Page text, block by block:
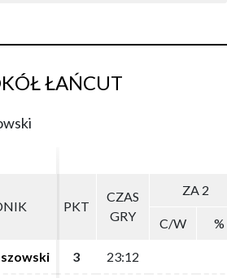
ŁAŃCUT
PKT
CZAS
GRY
ZA 2
C/W %
3 23:12
PKT
CZAS
GRY
ZA 2
C/W %
3 23:12